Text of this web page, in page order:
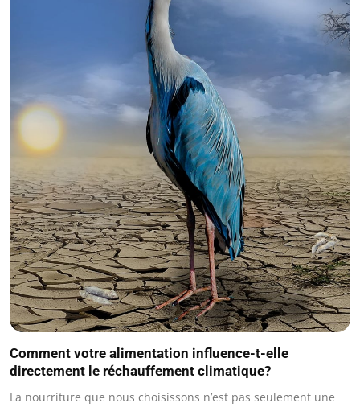
Comment votre alimentation influence-t-elle
directement le réchauffement climatique?
La nourriture que nous choisissons n’est pas seulement une